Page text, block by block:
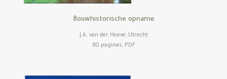
Bouwhistorische opname
J.A. van der Hoeve, Utrecht
80 paginas, PDF